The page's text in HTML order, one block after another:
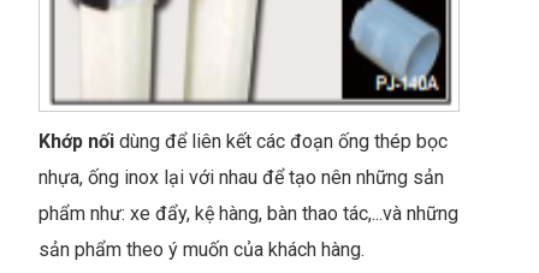
Khớp nốidùng để liên kết các đoạn ống thép bọc
nhựa, ống inox lại với nhau để tạo nên những sản
phẩm như: xe đẩy, kệ hàng, bàn thao tác,...và những
sản phẩm theo ý muốn của khách hàng.